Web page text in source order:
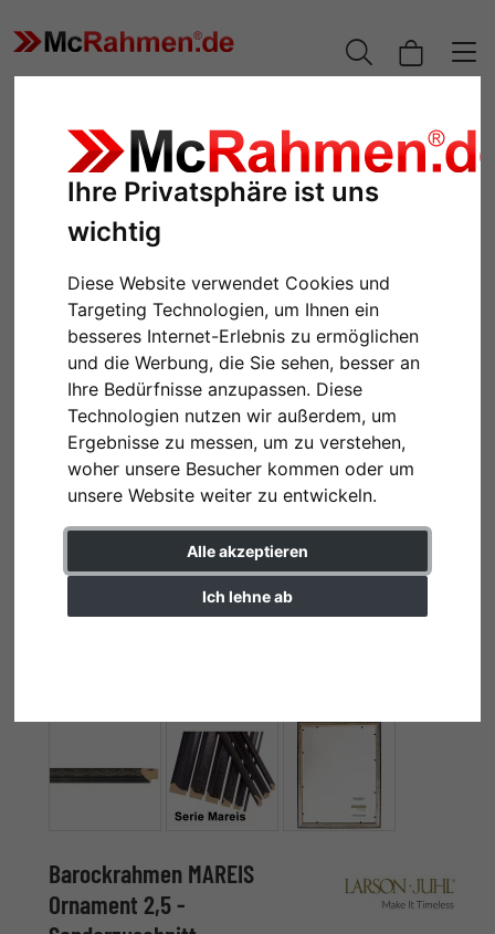
Ihre Privatsphäre ist uns
wichtig
Diese Website verwendet Cookies und
Targeting Technologien, um Ihnen ein
besseres Internet-Erlebnis zu ermöglichen
und die Werbung, die Sie sehen, besser an
Ihre Bedürfnisse anzupassen. Diese
Technologien nutzen wir außerdem, um
Ergebnisse zu messen, um zu verstehen,
woher unsere Besucher kommen oder um
unsere Website weiter zu entwickeln.
Alle akzeptieren
Ich lehne ab
Zurück
Barockrahmen MAREIS
Ornament 2,5 -